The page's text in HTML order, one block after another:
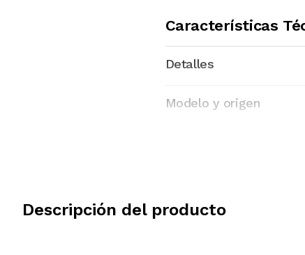
Características
Detalles
Modelo y origen
Descripción del producto